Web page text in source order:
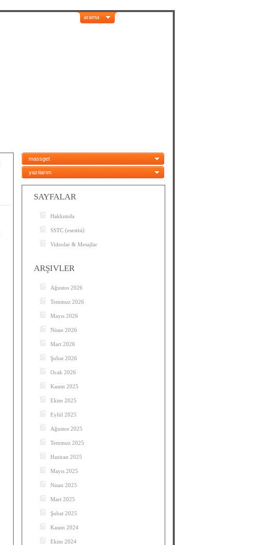
arama
massget
yazılarım
SAYFALAR
Hakkımda
SSTC (esestisi)
Videolar & Mesajlar
ARŞIVLER
Ağustos 2026
Temmuz 2026
Mayıs 2026
Nisan 2026
Mart 2026
Şubat 2026
Ocak 2026
Kasım 2025
Ekim 2025
Eylül 2025
Ağustos 2025
Temmuz 2025
Haziran 2025
Mayıs 2025
Nisan 2025
Mart 2025
Şubat 2025
Kasım 2024
Ekim 2024